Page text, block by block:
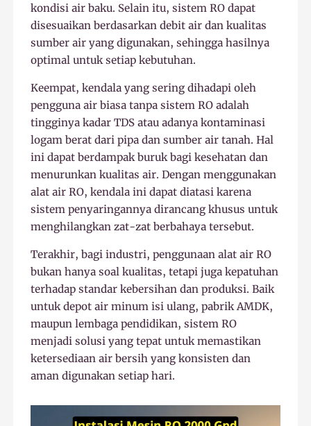
kondisi air baku. Selain itu, sistem RO dapat
disesuaikan berdasarkan debit air dan kualitas
sumber air yang digunakan, sehingga hasilnya
optimal untuk setiap kebutuhan.
Keempat, kendala yang sering dihadapi oleh
pengguna air biasa tanpa sistem RO adalah
tingginya kadar TDS atau adanya kontaminasi
logam berat dari pipa dan sumber air tanah. Hal
ini dapat berdampak buruk bagi kesehatan dan
menurunkan kualitas air. Dengan menggunakan
alat air RO, kendala ini dapat diatasi karena
sistem penyaringannya dirancang khusus untuk
menghilangkan zat-zat berbahaya tersebut.
Terakhir, bagi industri, penggunaan alat air RO
bukan hanya soal kualitas, tetapi juga kepatuhan
terhadap standar kebersihan dan produksi. Baik
untuk depot air minum isi ulang, pabrik AMDK,
maupun lembaga pendidikan, sistem RO
menjadi solusi yang tepat untuk memastikan
ketersediaan air bersih yang konsisten dan
aman digunakan setiap hari.